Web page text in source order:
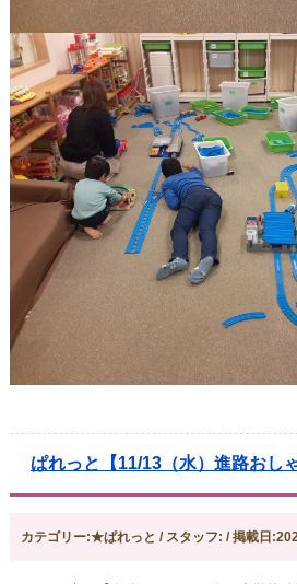
ぱれっと【11/13（水）進路おし
カテゴリー:★ぱれっと / スタッフ: / 掲載日